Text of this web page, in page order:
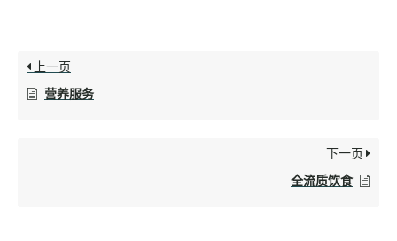
上一页
营养服务
下一页
全流质饮食